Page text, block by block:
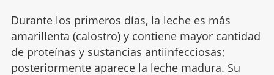
Durante los primeros días, la leche es más
amarillenta (calostro) y contiene mayor cantidad
de proteínas y sustancias antiinfecciosas;
posteriormente aparece la leche madura. Su